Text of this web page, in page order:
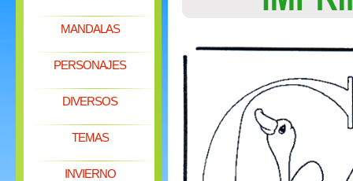
MANDALAS
PERSONAJES
DIVERSOS
TEMAS
INVIERNO